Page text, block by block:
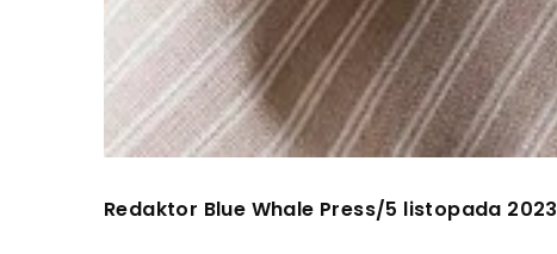
Redaktor Blue Whale Press/5 listopada 2023